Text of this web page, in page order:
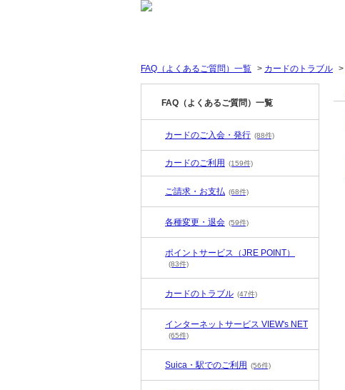
FAQ（よくあるご質問）一覧 > カードのトラブル >
FAQ（よくあるご質問）一覧
カードのご入会・発行 (88件)
カードのご利用 (159件)
ご請求・お支払 (68件)
各種変更・退会 (59件)
ポイントサービス（JRE POINT）
(83件)
カードのトラブル (47件)
インターネットサービス VIEW's NET
(65件)
Suica・駅でのご利用 (56件)